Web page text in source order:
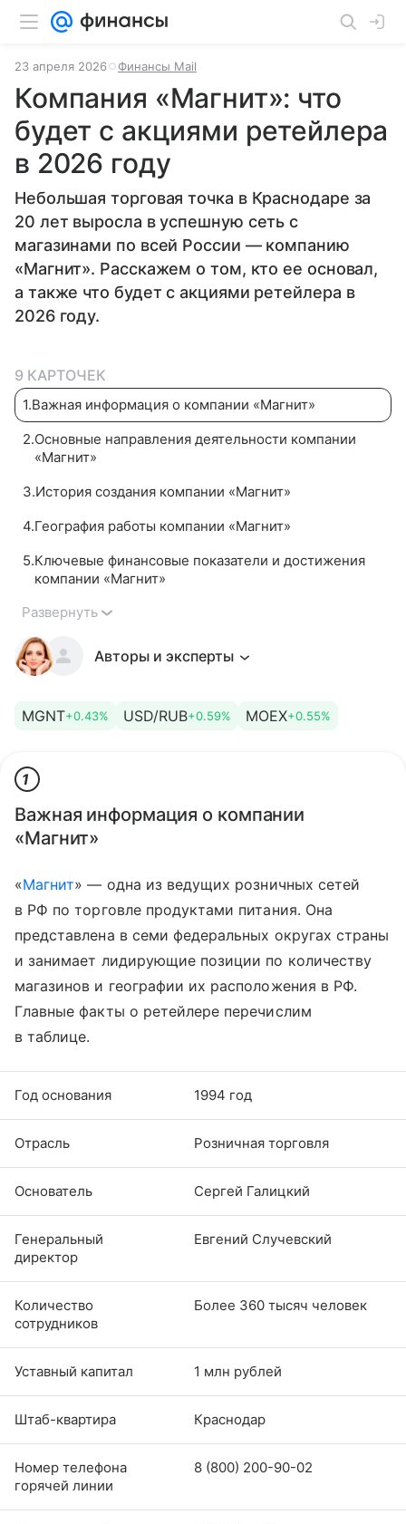
23 апреля 2026 Финансы Mail
Компания «Магнит»: что
будет с акциями ретейлера
в 2026 году
Небольшая торговая точка в Краснодаре за
20 лет выросла в успешную сеть с
магазинами по всей России — компанию
«Магнит». Расскажем о том, кто ее основал,
а также что будет с акциями ретейлера в
2026 году.
9 КАРТОЧЕК
1.Важная информация о компании «Магнит»
2.Основные направления деятельности компании
«Магнит»
3.История создания компании «Магнит»
4.География работы компании «Магнит»
5.Ключевые финансовые показатели и достижения
компании «Магнит»
Развернуть
Авторы и эксперты
MGNT+0.43% USD/RUB+0.59% MOEX+0.55%
1
Важная информация о компании
«Магнит»
«Магнит» — одна из ведущих розничных сетей
в РФ по торговле продуктами питания. Она
представлена в семи федеральных округах страны
и занимает лидирующие позиции по количеству
магазинов и географии их расположения в РФ.
Главные факты о ретейлере перечислим
в таблице.
Год основания 1994 год
Отрасль Розничная торговля
Основатель Сергей Галицкий
Генеральный
директор
Евгений Случевский
Количество
сотрудников
Более 360 тысяч человек
Уставный капитал 1 млн рублей
Штаб-квартира Краснодар
Номер телефона
горячей линии
8 (800) 200-90-02